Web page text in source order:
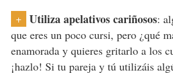
+ Utiliza apelativos cariñosos:
que eres un poco cursi, pero ¿qué
enamorada y quieres gritarlo a los
¡hazlo! Si tu pareja y tú utilizáis